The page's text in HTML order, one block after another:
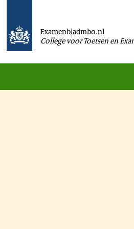
Examenbladmbo.nl
College voor Toetsen en